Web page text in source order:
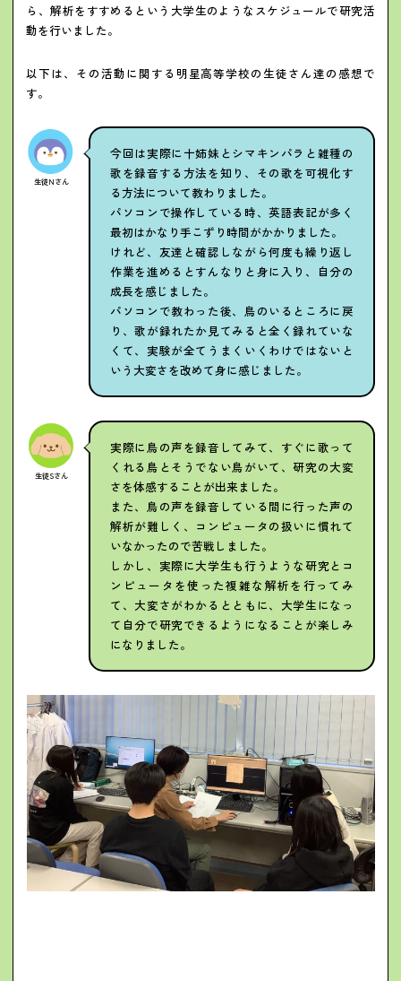
ら、解析をすすめるという大学生のようなスケジュールで研究活
動を行いました。
以下は、その活動に関する明星高等学校の生徒さん達の感想で
す。
生徒Nさん
今回は実際に十姉妹とシマキンパラと雑種の
歌を録音する方法を知り、その歌を可視化す
る方法について教わりました。
パソコンで操作している時、英語表記が多く
最初はかなり手こずり時間がかかりました。
けれど、友達と確認しながら何度も繰り返し
作業を進めるとすんなりと身に入り、自分の
成長を感じました。
パソコンで教わった後、鳥のいるところに戻
り、歌が録れたか見てみると全く録れていな
くて、実験が全てうまくいくわけではないと
いう大変さを改めて身に感じました。
生徒Sさん
実際に鳥の声を録音してみて、すぐに歌って
くれる鳥とそうでない鳥がいて、研究の大変
さを体感することが出来ました。
また、鳥の声を録音している間に行った声の
解析が難しく、コンピュータの扱いに慣れて
いなかったので苦戦しました。
しかし、実際に大学生も行うような研究とコ
ンピュータを使った複雑な解析を行ってみ
て、大変さがわかるとともに、大学生になっ
て自分で研究できるようになることが楽しみ
になりました。